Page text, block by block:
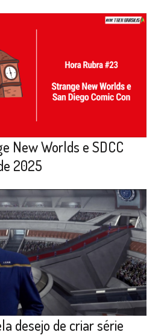
New Worlds e SDCC
2025
desejo de criar série